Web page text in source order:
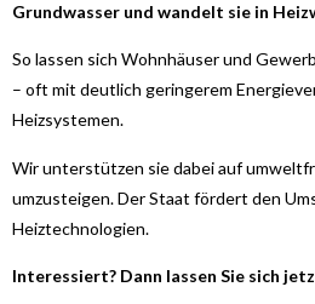
Grundwasser und wandelt sie in
So lassen sich Wohnhäuser und
– oft mit deutlich geringerem
Heizsystemen.
Wir unterstützen sie dabei auf
umzusteigen. Der Staat fördert den
Heiztechnologien.
Interessiert? Dann lassen Sie sich